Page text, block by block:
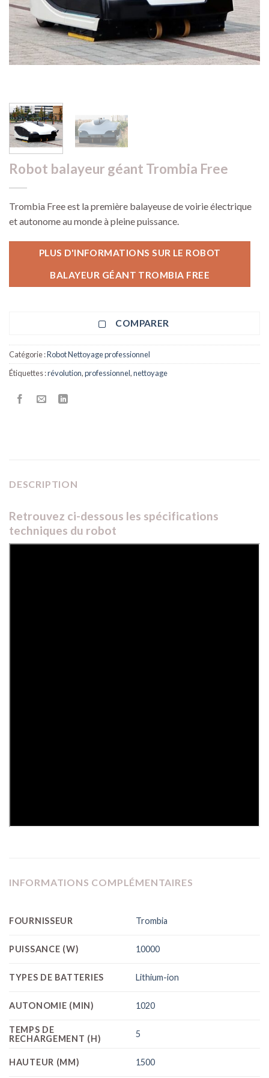
Robot balayeur géant Trombia Free
Trombia Free est la première balayeuse de voirie électrique
et autonome au monde à pleine puissance.
PLUS D'INFORMATIONS SUR LE ROBOT
BALAYEUR GÉANT TROMBIA FREE
COMPARER
Catégorie :Robot Nettoyage professionnel
Étiquettes :révolution,professionnel,nettoyage
DESCRIPTION
Retrouvez ci-dessous les spécifications
techniques du robot
INFORMATIONS COMPLÉMENTAIRES
FOURNISSEUR Trombia
PUISSANCE (W) 10000
TYPES DE BATTERIES Lithium-ion
AUTONOMIE (MIN) 1020
TEMPS DE
RECHARGEMENT (H)
5
HAUTEUR (MM) 1500